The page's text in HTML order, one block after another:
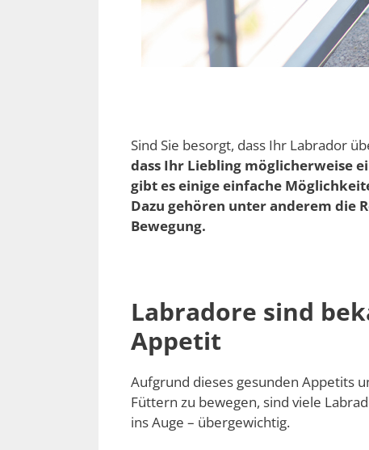
Sind Sie besorgt, dass Ihr Labrador
dass Ihr Liebling möglicherweise
gibt es einige einfache
Dazu gehören unter anderem die
Bewegung.
Labradore sind
Appetit
Aufgrund dieses gesunden Appetits
Füttern zu bewegen, sind viele
ins Auge – übergewichtig.